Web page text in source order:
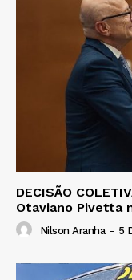
DECISÃO
Otaviano Pivetta
Nilson Aranha - 5